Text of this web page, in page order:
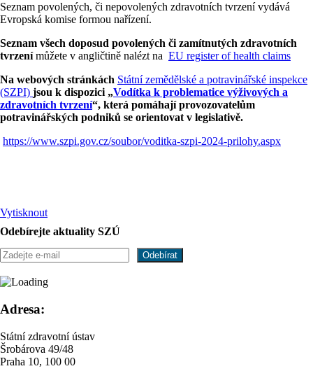
Seznam povolených, či nepovolených zdravotních tvrzení vydává
Evropská komise formou nařízení.
Seznam všech doposud povolených či zamítnutých zdravotních
tvrzenímůžete v angličtině nalézt na EU register of health claims
Na webových stránkách Státní zemědělské a potravinářské inspekce
(SZPI) jsou k dispozici „Vodítka k problematice výživových a
zdravotních tvrzení“, která pomáhají provozovatelům
potravinářských podniků se orientovat v legislativě.
https://www.szpi.gov.cz/soubor/voditka-szpi-2024-prilohy.aspx
Vytisknout
Odebírejte aktuality SZÚ
Adresa:
Státní zdravotní ústav
Šrobárova 49/48
Praha 10, 100 00